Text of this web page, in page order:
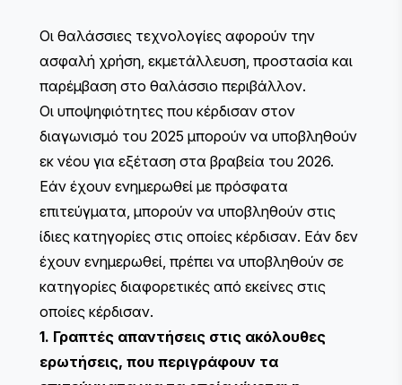
Οι θαλάσσιες τεχνολογίες αφορούν την
ασφαλή χρήση, εκμετάλλευση, προστασία και
παρέμβαση στο θαλάσσιο περιβάλλον.
Οι υποψηφιότητες που κέρδισαν στον
διαγωνισμό του 2025 μπορούν να υποβληθούν
εκ νέου για εξέταση στα βραβεία του 2026.
Εάν έχουν ενημερωθεί με πρόσφατα
επιτεύγματα, μπορούν να υποβληθούν στις
ίδιες κατηγορίες στις οποίες κέρδισαν. Εάν δεν
έχουν ενημερωθεί, πρέπει να υποβληθούν σε
κατηγορίες διαφορετικές από εκείνες στις
οποίες κέρδισαν.
1. Γραπτές απαντήσεις στις ακόλουθες
ερωτήσεις, που περιγράφουν τα